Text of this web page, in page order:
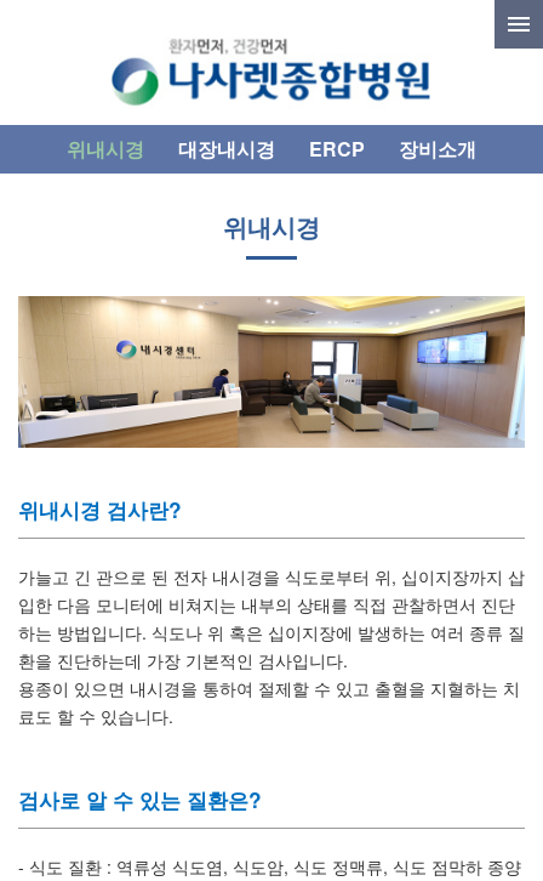
위내시경 대장내시경 ERCP 장비소개
위내시경
위내시경 검사란?
가늘고 긴 관으로 된 전자 내시경을 식도로부터 위, 십이지장까지 삽
입한 다음 모니터에 비쳐지는 내부의 상태를 직접 관찰하면서 진단
하는 방법입니다. 식도나 위 혹은 십이지장에 발생하는 여러 종류 질
환을 진단하는데 가장 기본적인 검사입니다.
용종이 있으면 내시경을 통하여 절제할 수 있고 출혈을 지혈하는 치
료도 할 수 있습니다.
검사로 알 수 있는 질환은?
- 식도 질환 : 역류성 식도염, 식도암, 식도 정맥류, 식도 점막하 종양